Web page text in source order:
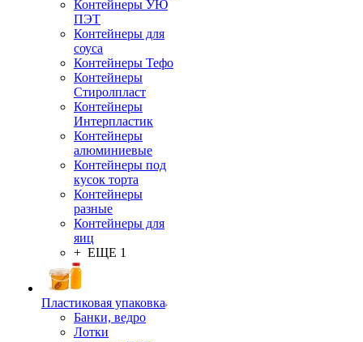
Контейнеры УЮ
ПЭТ
Контейнеры для
соуса
Контейнеры Тефо
Контейнеры
Стиролпласт
Контейнеры
Интерпластик
Контейнеры
алюминиевые
Контейнеры под
кусок торта
Контейнеры
разные
Контейнеры для
яиц
+ ЕЩЕ 1
Пластиковая упаковка
Банки, ведро
Лотки